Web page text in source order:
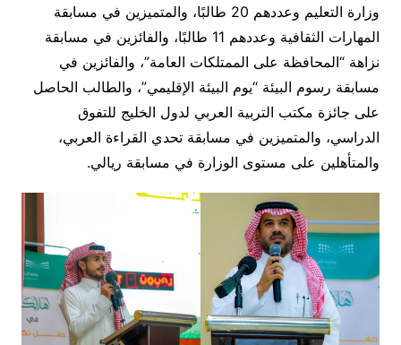
وزارة التعليم وعددهم 20 طالبًا، والمتميزين في مسابقة
المهارات الثقافية وعددهم 11 طالبًا، والفائزين في مسابقة
نزاهة “المحافظة على الممتلكات العامة”، والفائزين في
مسابقة رسوم البيئة “يوم البيئة الإقليمي”، والطالب الحاصل
على جائزة مكتب التربية العربي لدول الخليج للتفوق
الدراسي، والمتميزين في مسابقة تحدي القراءة العربي،
والمتأهلين على مستوى الوزارة في مسابقة ريالي.